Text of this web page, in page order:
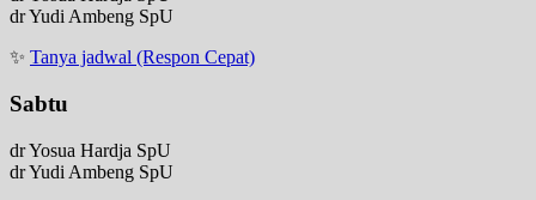
dr Yudi Ambeng SpU
✨ Tanya jadwal (Respon Cepat)
Sabtu
dr Yosua Hardja SpU
dr Yudi Ambeng SpU